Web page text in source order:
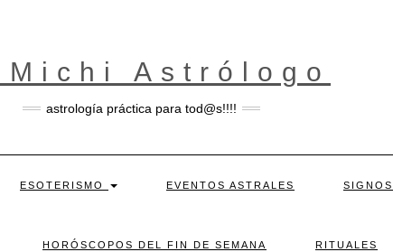
Michi Astrólogo
astrología práctica para tod@s!!!!
ESOTERISMO EVENTOS ASTRALES SIGNOS
HORÓSCOPOS DEL FIN DE SEMANA RITUALES